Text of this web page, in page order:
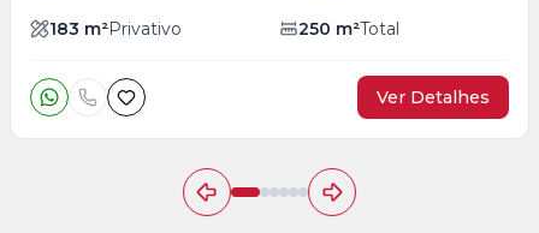
183 m²Privativo 250 m²Total
Ver Detalhes